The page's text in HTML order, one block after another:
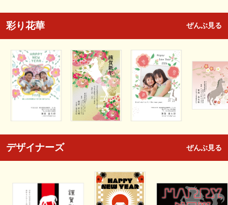
彩り花華 ぜんぶ見る
デザイナーズ ぜんぶ見る